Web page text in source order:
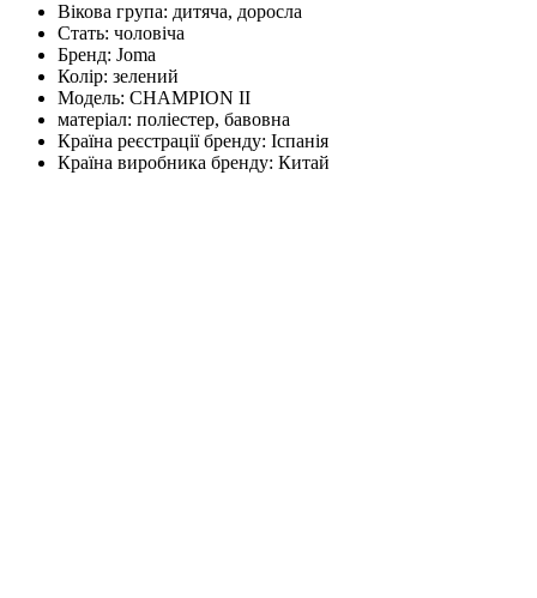
Вікова група: дитяча, доросла
Стать: чоловіча
Бренд: Joma
Колір: зелений
Модель: CHAMPION II
матеріал: поліестер, бавовна
Країна реєстрації бренду: Іспанія
Країна виробника бренду: Китай